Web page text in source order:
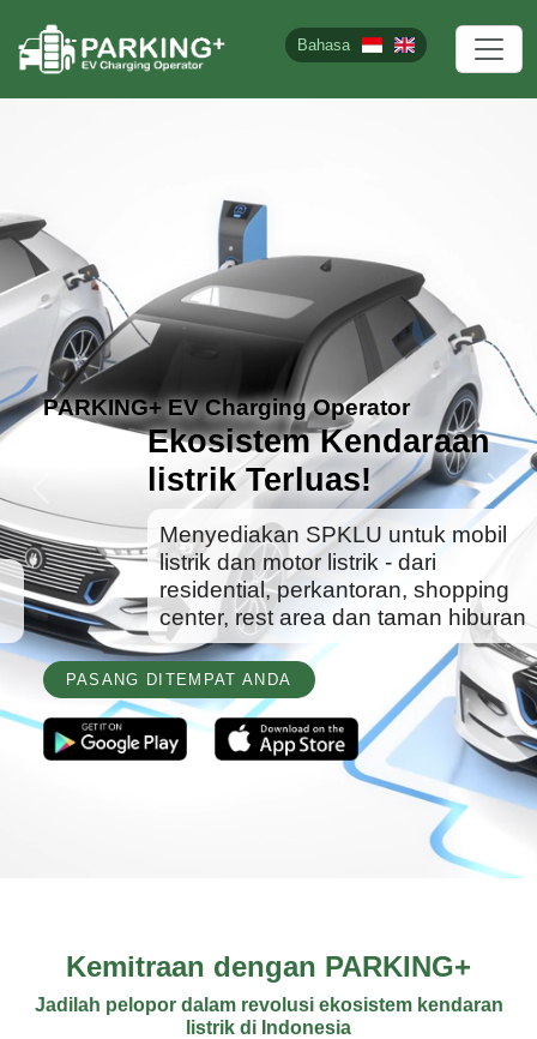
Bahasa
PARKING+ EV Charging Operator
PASANG DITEMPAT ANDA
Ekosistem Kendaraan
listrik Terluas!
Menyediakan SPKLU untuk mobil
listrik dan motor listrik - dari
residential, perkantoran, shopping
center, rest area dan taman hiburan
Next
Kemitraan dengan PARKING+
Jadilah pelopor dalam revolusi ekosistem kendaran
listrik di Indonesia